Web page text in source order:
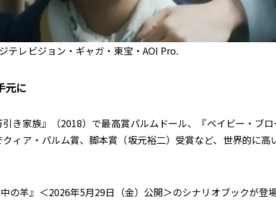
ジテレビジョン・ギャガ・東宝・AOI Pro.
に――
き家族』（2018）で最高賞パルムドール、『ベイビー・ブ
ィア・パルム賞、脚本賞（坂元裕二）受賞など、世界的に
の羊』＜2026年5月29日（金）公開＞のシナリオブックが